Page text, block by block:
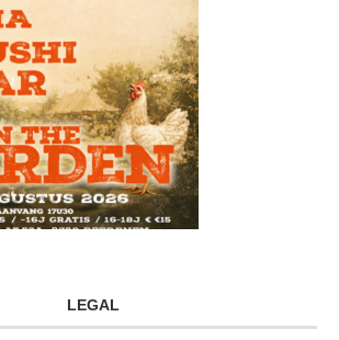
LEGAL